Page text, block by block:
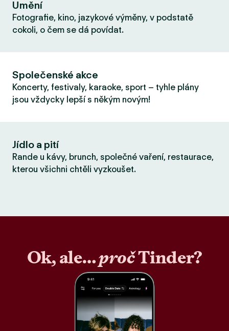
Umění
Fotografie, kino, jazykové výměny, v podstatě
cokoli, o čem se dá povídat.
Společenské akce
Koncerty, festivaly, karaoke, sport – tyhle plány
jsou vždycky lepší s někým novým!
Jídlo a pití
Rande u kávy, brunch, společné vaření, restaurace,
kterou všichni chtěli vyzkoušet.
Ok, ale…pročTinder?